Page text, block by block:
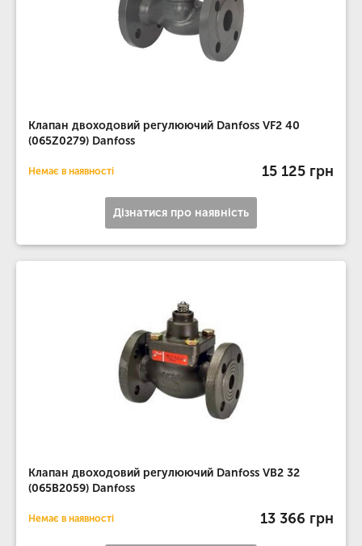
Клапан двоходовий регулюючий Danfoss VF2 40
(065Z0279) Danfoss
Немає в наявності 15 125 грн
Дізнатися про наявність
Клапан двоходовий регулюючий Danfoss VB2 32
(065B2059) Danfoss
Немає в наявності 13 366 грн